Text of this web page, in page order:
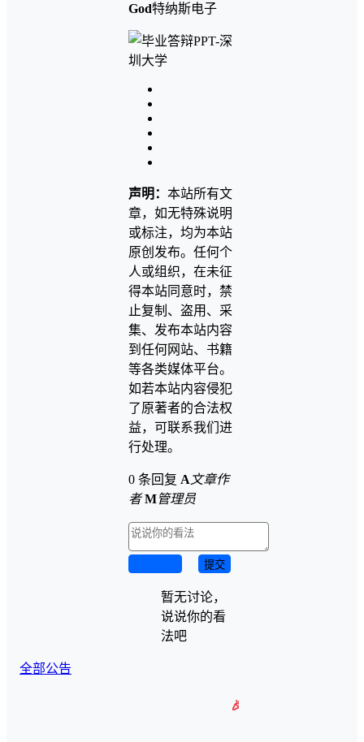
God特纳斯电子
声明： 本站所有文
章，如无特殊说明
或标注，均为本站
原创发布。任何个
人或组织，在未征
得本站同意时，禁
止复制、盗用、采
集、发布本站内容
到任何网站、书籍
等各类媒体平台。
如若本站内容侵犯
了原著者的合法权
益，可联系我们进
行处理。
0 条回复 A 文章作
者 M管理员
提交
暂无讨论，
说说你的看
法吧
全部公告
🎉【有任何问题可以咨询